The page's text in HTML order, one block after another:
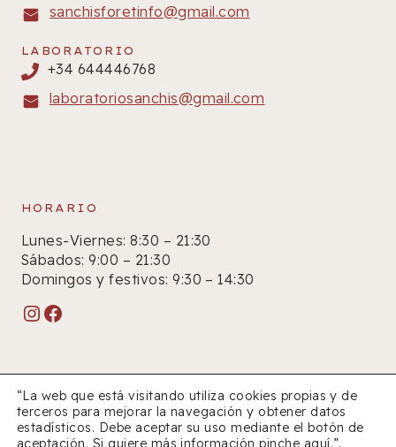
sanchisforetinfo@gmail.com
LABORATORIO
+34 644446768
laboratoriosanchis@gmail.com
HORARIO
Lunes-Viernes: 8:30 – 21:30
Sábados: 9:00 – 21:30
Domingos y festivos: 9:30 – 14:30
Instagram
Facebook
© 2026 Farmacia Sanchís
“La web que está visitando utiliza cookies propias y de
terceros para mejorar la navegación y obtener datos
estadísticos. Debe aceptar su uso mediante el botón de
aceptación. Si quiere más información pinche aquí.”.